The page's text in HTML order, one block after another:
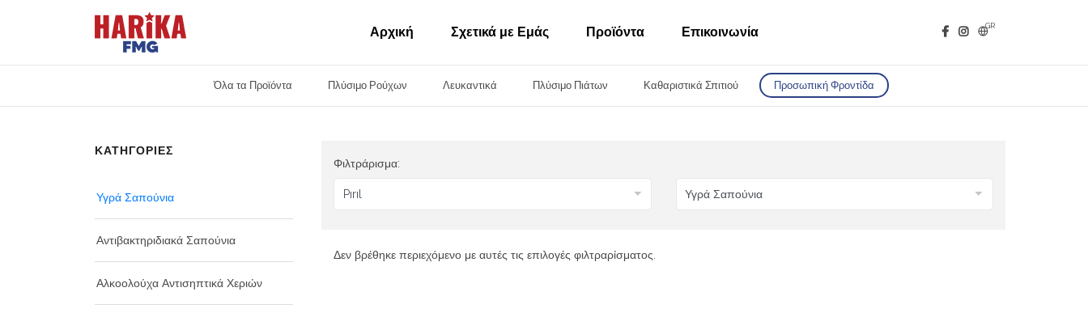
GR
Αρχική Σχετικά με Εμάς Προϊόντα Επικοινωνία
Όλα τα Προϊόντα Πλύσιμο Ρούχων Λευκαντικά Πλύσιμο Πιάτων Καθαριστικά Σπιτιού Προσωπική Φροντίδα
Φιλτράρισμα:
Δεν βρέθηκε περιεχόμενο με αυτές τις επιλογές φιλτραρίσματος.
ΚΑΤΗΓΟΡΙΕΣ
Υγρά Σαπούνια
Αντιβακτηριδιακά Σαπούνια
Αλκοολούχα Αντισηπτικά Χεριών